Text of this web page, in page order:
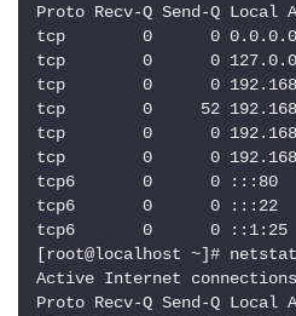
Proto Recv-Q Send-Q
tcp        0      0
tcp        0      0
tcp        0      0
tcp        0     52
tcp        0      0
tcp        0      0
tcp6       0      0 :::80
tcp6       0      0 :::22
tcp6       0      0
[root@localhost ~]#
Active Internet
Proto Recv-Q Send-Q